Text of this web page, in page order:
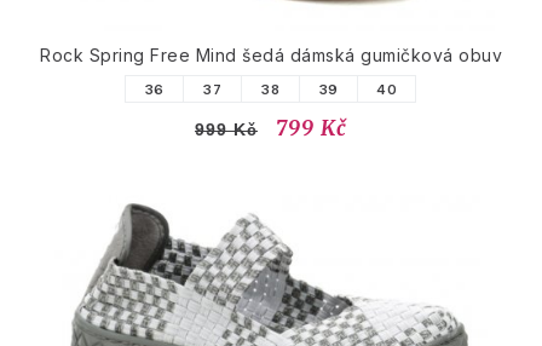
Rock Spring Free Mind šedá dámská gumičková obuv
36 37 38 39 40
999 Kč 799 Kč